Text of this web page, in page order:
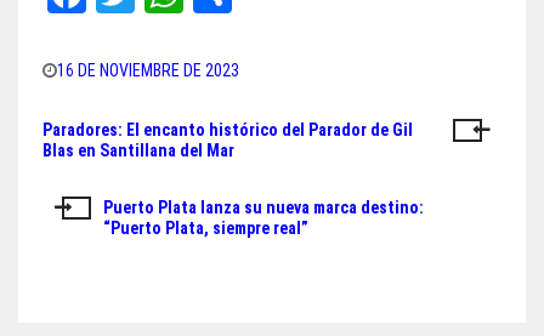
bo tt
er
ts
pp
e
16 DE NOVIEMBRE DE 2023
Navegación
entradas
Paradores: El encanto histórico del Parador de Gil
Blas en Santillana del Mar
Puerto Plata lanza su nueva marca destino:
“Puerto Plata, siempre real”